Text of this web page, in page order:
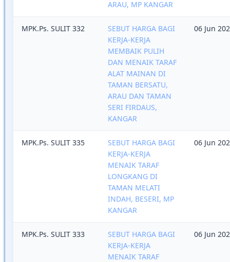
ARAU, MP KANGAR
MPK.Ps. SULIT 332
SEBUT HARGA BAGI
KERJA-KERJA
MEMBAIK PULIH
DAN MENAIK TARAF
ALAT MAINAN DI
TAMAN BERSATU,
ARAU DAN TAMAN
SERI FIRDAUS,
KANGAR
06 Jun
MPK.Ps. SULIT 335
SEBUT HARGA BAGI
KERJA-KERJA
MENAIK TARAF
LONGKANG DI
TAMAN MELATI
INDAH, BESERI, MP
KANGAR
06 Jun
MPK.Ps. SULIT 333
SEBUT HARGA BAGI
KERJA-KERJA
MENAIK TARAF
06 Jun